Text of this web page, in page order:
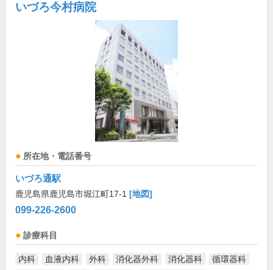
いづろ今村病院
所在地・電話番号
いづろ通駅
鹿児島県鹿児島市堀江町17-1 [地図]
099-226-2600
診療科目
内科 血液内科 外科 消化器外科 消化器科
循環器科